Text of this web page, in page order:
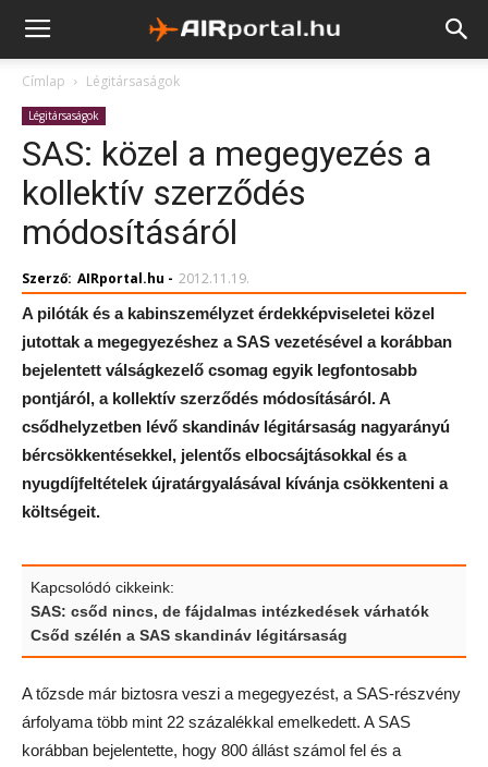
Címlap Légitársaságok
Légitársaságok
SAS: közel a megegyezés a
kollektív szerződés
módosításáról
Szerző: AIRportal.hu - 2012.11.19.
A pilóták és a kabinszemélyzet érdekképviseletei közel
jutottak a megegyezéshez a SAS vezetésével a korábban
bejelentett válságkezelő csomag egyik legfontosabb
pontjáról, a kollektív szerződés módosításáról. A
csődhelyzetben lévő skandináv légitársaság nagyarányú
bércsökkentésekkel, jelentős elbocsájtásokkal és a
nyugdíjfeltételek újratárgyalásával kívánja csökkenteni a
költségeit.
Kapcsolódó cikkeink:
SAS: csőd nincs, de fájdalmas intézkedések várhatók
Csőd szélén a SAS skandináv légitársaság
A tőzsde már biztosra veszi a megegyezést, a SAS-részvény
árfolyama több mint 22 százalékkal emelkedett. A SAS
korábban bejelentette, hogy 800 állást számol fel és a